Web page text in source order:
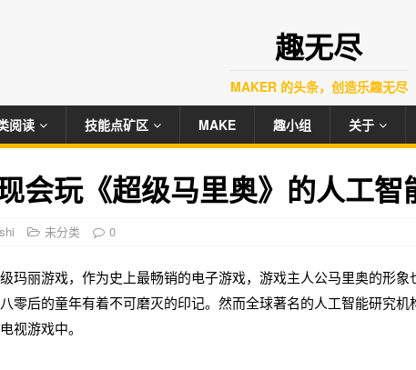
趣无尽
MAKER 的头条，创造乐趣无尽
阅读 技能点矿区 MAKE 趣小组 关于
会玩《超级马里奥》的人工智
未分类 0
玛丽游戏，作为史上最畅销的电子游戏，游戏主人公马里奥的形象
零后的童年有着不可磨灭的印记。然而全球著名的人工智能研究机
视游戏中。